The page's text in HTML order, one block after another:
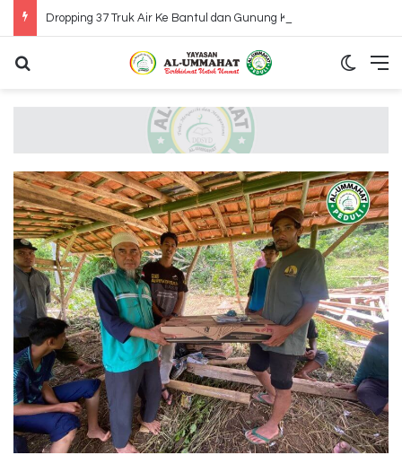
Dropping 37 Truk Air Ke Bantul dan Gunung Kidul Yogyakarta